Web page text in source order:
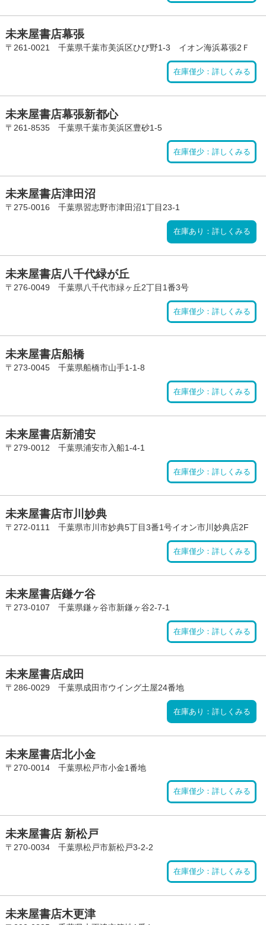
未来屋書店幕張
〒261-0021 千葉県千葉市美浜区ひび野1-3 イオン海浜幕張2Ｆ
在庫僅少：詳しくみる
未来屋書店幕張新都心
〒261-8535 千葉県千葉市美浜区豊砂1-5
在庫僅少：詳しくみる
未来屋書店津田沼
〒275-0016 千葉県習志野市津田沼1丁目23-1
在庫あり：詳しくみる
未来屋書店八千代緑が丘
〒276-0049 千葉県八千代市緑ヶ丘2丁目1番3号
在庫僅少：詳しくみる
未来屋書店船橋
〒273-0045 千葉県船橋市山手1-1-8
在庫僅少：詳しくみる
未来屋書店新浦安
〒279-0012 千葉県浦安市入船1-4-1
在庫僅少：詳しくみる
未来屋書店市川妙典
〒272-0111 千葉県市川市妙典5丁目3番1号イオン市川妙典店2F
在庫僅少：詳しくみる
未来屋書店鎌ケ谷
〒273-0107 千葉県鎌ヶ谷市新鎌ヶ谷2-7-1
在庫僅少：詳しくみる
未来屋書店成田
〒286-0029 千葉県成田市ウイング土屋24番地
在庫あり：詳しくみる
未来屋書店北小金
〒270-0014 千葉県松戸市小金1番地
在庫僅少：詳しくみる
未来屋書店 新松戸
〒270-0034 千葉県松戸市新松戸3-2-2
在庫僅少：詳しくみる
未来屋書店木更津